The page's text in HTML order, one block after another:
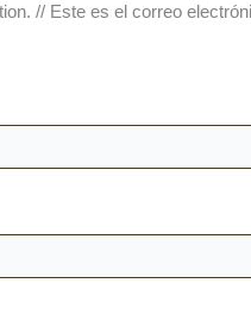
// Este es el correo